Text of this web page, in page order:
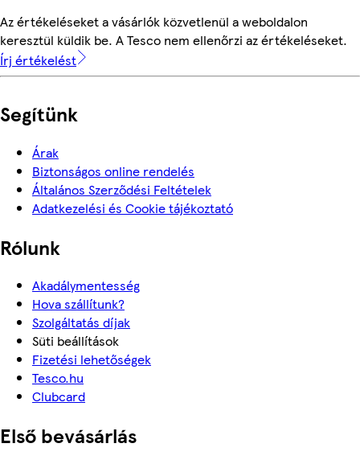
Az értékeléseket a vásárlók közvetlenül a weboldalon
keresztül küldik be. A Tesco nem ellenőrzi az értékeléseket.
Írj értékelést
Segítünk
Árak
Biztonságos online rendelés
Általános Szerződési Feltételek
Adatkezelési és Cookie tájékoztató
Rólunk
Akadálymentesség
Hova szállítunk?
Szolgáltatás díjak
Süti beállítások
Fizetési lehetőségek
Tesco.hu
Clubcard
Első bevásárlás